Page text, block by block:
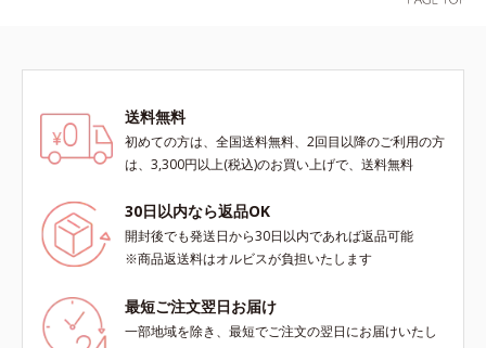
ができ、スキンケアの延長で使いや
です。【ご使用方法】スキンケアの
後、適量（パール1～2粒大程度）を
とり、顔全体に少量ずつムラなくの
送料無料
初めての方は、全国送料無料、2回目以降のご利用の方
は、3,300円以上(税込)のお買い上げで、送料無料
30日以内なら返品OK
開封後でも発送日から30日以内であれば返品可能
※商品返送料はオルビスが負担いたします
最短ご注文翌日お届け
一部地域を除き、最短でご注文の翌日にお届けいたし